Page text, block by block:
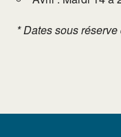
* Dates sous